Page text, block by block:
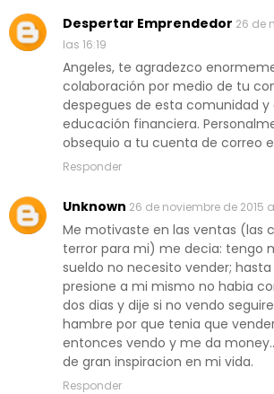
Despertar Emprendedor 26 de
las 16:19
Angeles, te agradezco
colaboración por medio de tu
despegues de esta comunidad
educación financiera.
obsequio a tu cuenta de correo
Responder
Unknown 26 de noviembre de 2015
Me motivaste en las ventas (las
terror para mi) me decia: tengo
sueldo no necesito vender;
presione a mi mismo no habia
dos dias y dije si no vendo
hambre por que tenia que
entonces vendo y me da
de gran inspiracion en mi vida.
Responder